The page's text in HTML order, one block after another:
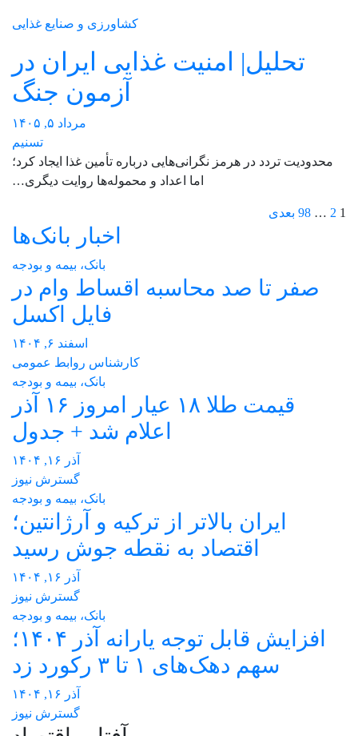
کشاورزی و صنایع غذایی
تحلیل| امنیت غذایی ایران در
آزمون جنگ
مرداد ۵, ۱۴۰۵
تسنیم
محدودیت تردد در هرمز نگرانی‌هایی درباره تأمین غذا ایجاد کرد؛
اما اعداد و محموله‌ها روایت دیگری…
صفحه‌بندی
1
2
…
98 بعدی
اخبار بانک‌ها
بانک، بیمه و بودجه
صفر تا صد محاسبه اقساط وام در
فایل اکسل
اسفند ۶, ۱۴۰۴
کارشناس روابط عمومی
بانک، بیمه و بودجه
قیمت طلا ۱۸ عیار امروز ۱۶ آذر
اعلام شد + جدول
آذر ۱۶, ۱۴۰۴
گسترش نیوز
بانک، بیمه و بودجه
ایران بالاتر از ترکیه و آرژانتین؛
اقتصاد به نقطه جوش رسید
آذر ۱۶, ۱۴۰۴
گسترش نیوز
بانک، بیمه و بودجه
افزایش قابل توجه یارانه آذر ۱۴۰۴؛
سهم دهک‌های ۱ تا ۳ رکورد زد
آذر ۱۶, ۱۴۰۴
گسترش نیوز